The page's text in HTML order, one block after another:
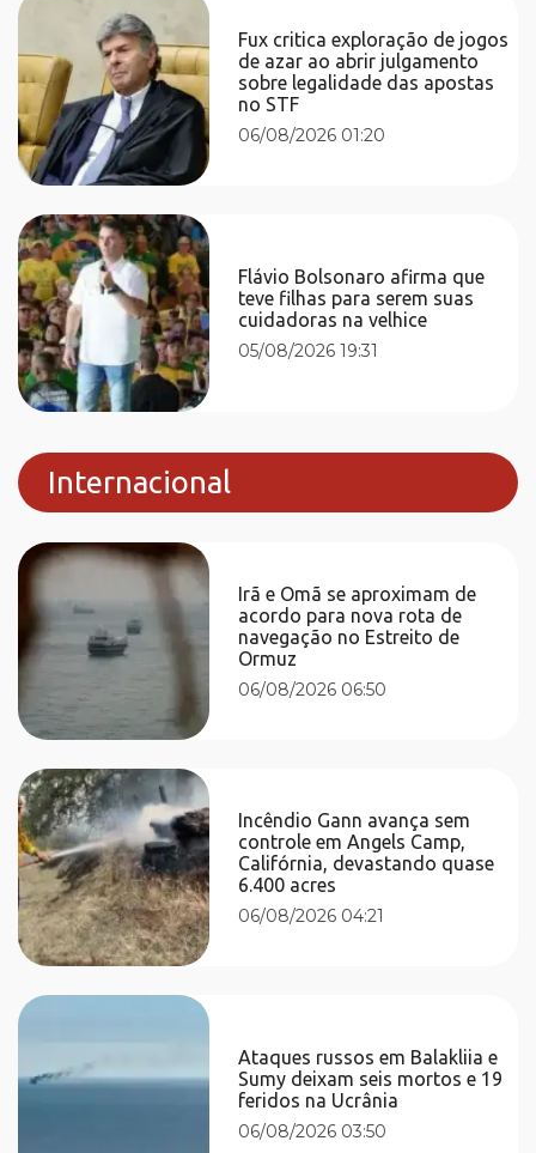
Fux critica exploração de jogos
de azar ao abrir julgamento
sobre legalidade das apostas
no STF
06/08/2026 01:20
Flávio Bolsonaro afirma que
teve filhas para serem suas
cuidadoras na velhice
05/08/2026 19:31
Internacional
Irã e Omã se aproximam de
acordo para nova rota de
navegação no Estreito de
Ormuz
06/08/2026 06:50
Incêndio Gann avança sem
controle em Angels Camp,
Califórnia, devastando quase
6.400 acres
06/08/2026 04:21
Ataques russos em Balakliia e
Sumy deixam seis mortos e 19
feridos na Ucrânia
06/08/2026 03:50